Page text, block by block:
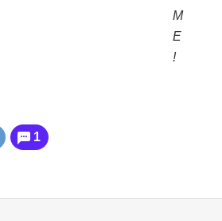
M
E
!
1